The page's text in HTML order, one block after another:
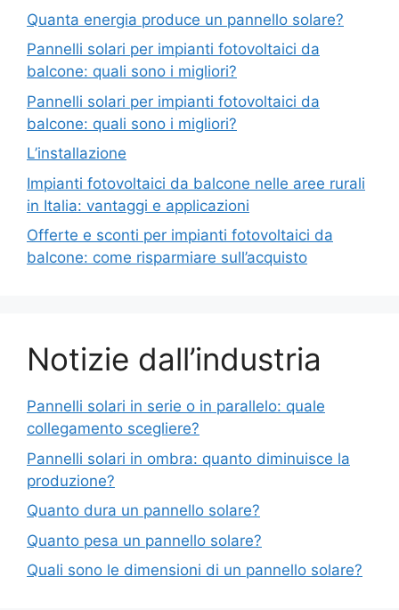
Quanta energia produce un pannello solare?
Pannelli solari per impianti fotovoltaici da
balcone: quali sono i migliori?
Pannelli solari per impianti fotovoltaici da
balcone: quali sono i migliori?
L’installazione
Impianti fotovoltaici da balcone nelle aree rurali
in Italia: vantaggi e applicazioni
Offerte e sconti per impianti fotovoltaici da
balcone: come risparmiare sull’acquisto
Notizie dall’industria
Pannelli solari in serie o in parallelo: quale
collegamento scegliere?
Pannelli solari in ombra: quanto diminuisce la
produzione?
Quanto dura un pannello solare?
Quanto pesa un pannello solare?
Quali sono le dimensioni di un pannello solare?